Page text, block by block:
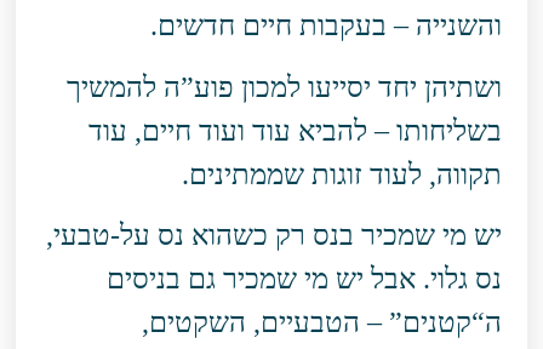
והשנייה – בעקבות חיים חדשים.
ושתיהן יחד יסייעו למכון פוע”ה להמשיך
בשליחותו – להביא עוד ועוד חיים, עוד
תקווה, לעוד זוגות שממתינים.
יש מי שמכיר בנס רק כשהוא נס על-טבעי,
נס גלוי. אבל יש מי שמכיר גם בניסים
ה“קטנים” – הטבעיים, השקטים,